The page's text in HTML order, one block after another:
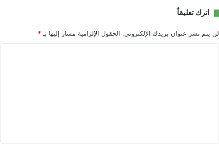
اترك تعليقاً
لن يتم نشر عنوان بريدك الإلكتروني. الحقول الإلزامية مشار إليها بـ*